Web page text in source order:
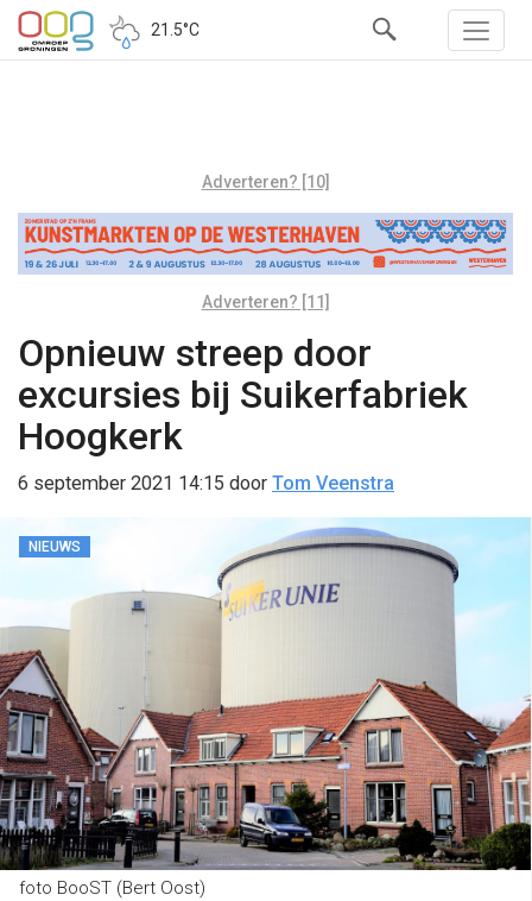
21.5°C
Adverteren? [10]
Adverteren? [11]
Opnieuw streep door
excursies bij Suikerfabriek
Hoogkerk
6 september 2021 14:15 door Tom Veenstra
NIEUWS
foto BooST (Bert Oost)